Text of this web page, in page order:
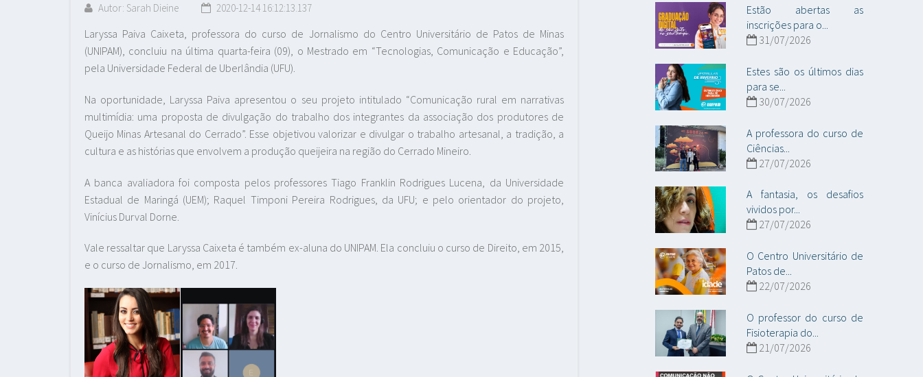
Autor: Sarah Dieine 2020-12-14 16:12:13.137
Laryssa Paiva Caixeta, professora do curso de Jornalismo do Centro Universitário de Patos de Minas
(UNIPAM), concluiu na última quarta-feira (09), o Mestrado em “Tecnologias, Comunicação e Educação”,
pela Universidade Federal de Uberlândia (UFU).
Na oportunidade, Laryssa Paiva apresentou o seu projeto intitulado “Comunicação rural em narrativas
multimídia: uma proposta de divulgação do trabalho dos integrantes da associação dos produtores de
Queijo Minas Artesanal do Cerrado”. Esse objetivou valorizar e divulgar o trabalho artesanal, a tradição, a
cultura e as histórias que envolvem a produção queijeira na região do Cerrado Mineiro.
A banca avaliadora foi composta pelos professores Tiago Franklin Rodrigues Lucena, da Universidade
Estadual de Maringá (UEM); Raquel Timponi Pereira Rodrigues, da UFU; e pelo orientador do projeto,
Vinícius Durval Dorne.
Vale ressaltar que Laryssa Caixeta é também ex-aluna do UNIPAM. Ela concluiu o curso de Direito, em 2015,
e o curso de Jornalismo, em 2017.
Estão abertas as
inscrições para o...
31/07/2026
Estes são os últimos dias
para se...
30/07/2026
A professora do curso de
Ciências...
27/07/2026
A fantasia, os desafios
vividos por...
27/07/2026
O Centro Universitário de
Patos de...
22/07/2026
O professor do curso de
Fisioterapia do...
21/07/2026